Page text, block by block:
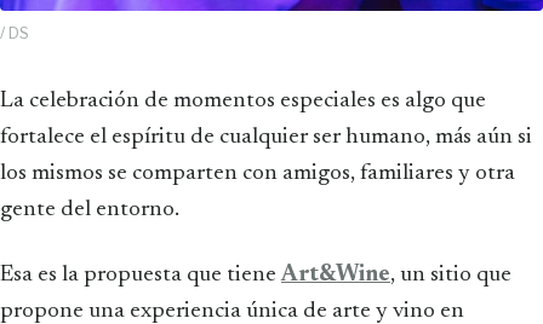
/ DS
La celebración de momentos especiales es algo que
fortalece el espíritu de cualquier ser humano, más aún si
los mismos se comparten con amigos, familiares y otra
gente del entorno.
Esa es la propuesta que tieneArt&Wine, un sitio que
propone una experiencia única de arte y vino en